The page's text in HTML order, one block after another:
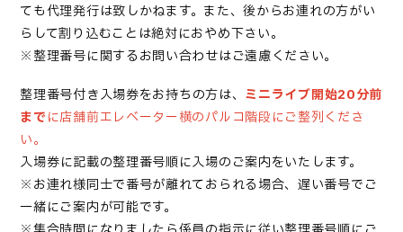
ても代理発行は致しかねます。また、後からお連れの方がい
らして割り込むことは絶対におやめ下さい。
※整理番号に関するお問い合わせはご遠慮ください。
整理番号付き入場券をお持ちの方は、 ミニライブ開始20分前
までに店舗前エレベーター横のパルコ階段にご整列くださ
い。
入場券に記載の整理番号順に入場のご案内をいたします。
※お連れ様同士で番号が離れておられる場合、遅い番号でご
一緒にご案内が可能です。